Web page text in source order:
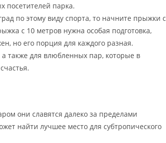
посетителей парка.
по этому виду спорта, то начните прыжки с
с 10 метров нужна особая подготовка,
но его порция для каждого разная.
также для влюбленных пар, которые в
они славятся далеко за пределами
найти лучшее место для субтропического